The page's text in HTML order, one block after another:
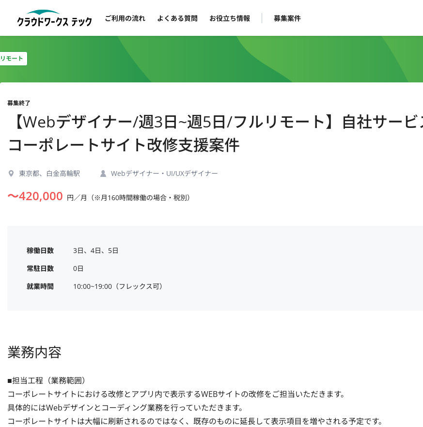
ご利用の流れ よくある質問 お役立ち情報 募集案件
モート
募集終了
【Webデザイナー/週3日~週5日/フルリモート】自社サービ
コーポレートサイト改修支援案件
東京都、白金高輪駅 Webデザイナー・UI/UXデザイナー
〜420,000 円／月（※月160時間稼働の場合・税別）
稼働日数
3日、4日、5日
常駐日数
0日
就業時間
10:00~19:00（フレックス可）
業務内容
■担当工程（業務範囲）
コーポレートサイトにおける改修とアプリ内で表示するWEBサイトの改修をご担当いただきます。
具体的にはWebデザインとコーディング業務を行っていただきます。
コーポレートサイトは大幅に刷新されるのではなく、既存のものに延長して表示項目を増やされる予定です。